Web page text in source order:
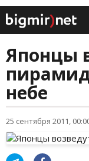
Японцы
небе
25 сентября 2011,